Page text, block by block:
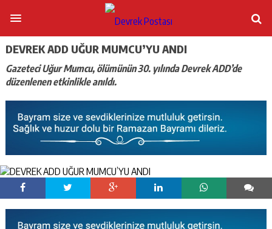
DEVREK ADD UĞUR MUMCU’YU ANDI
Gazeteci Uğur Mumcu, ölümünün 30. yılında Devrek ADD’de
düzenlenen etkinlikle anıldı.